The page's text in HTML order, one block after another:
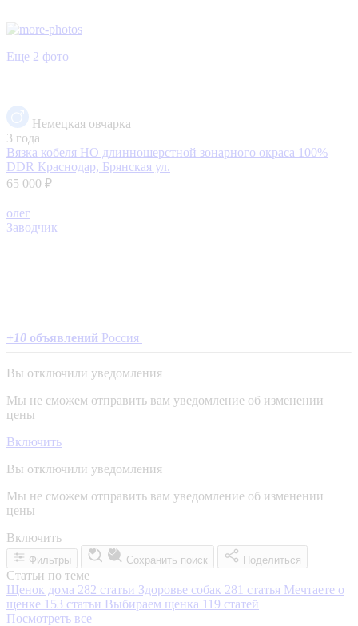
Еще 2 фото
Немецкая овчарка
3 года
Вязка кобеля НО длинношерстной зонарного окраса 100%
DDR Краснодар, Брянская ул.
65 000 ₽
олег
Заводчик
+10 объявлений Россия
Вы отключили уведомления
Мы не сможем отправить вам уведомление об изменении
цены
Включить
Вы отключили уведомления
Мы не сможем отправить вам уведомление об изменении
цены
Включить
Фильтры Сохранить поиск Поделиться
Статьи по теме
Щенок дома 282 статьи Здоровье собак 281 статья Мечтаете о
щенке 153 статьи Выбираем щенка 119 статей
Посмотреть все